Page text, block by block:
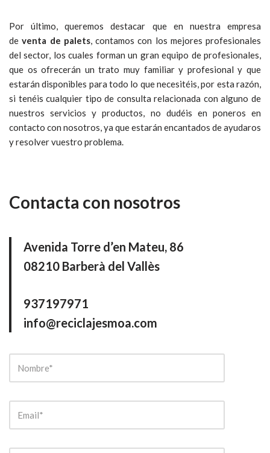
Por último, queremos destacar que en nuestra empresa
deventa de palets, contamos con los mejores profesionales
del sector, los cuales forman un gran equipo de profesionales,
que os ofrecerán un trato muy familiar y profesional y que
estarán disponibles para todo lo que necesitéis, por esta razón,
si tenéis cualquier tipo de consulta relacionada con alguno de
nuestros servicios y productos, no dudéis en poneros en
contacto con nosotros, ya que estarán encantados de ayudaros
y resolver vuestro problema.
Contacta con nosotros
Avenida Torre d’en Mateu, 86
08210 Barberà del Vallès
937197971
info@reciclajesmoa.com